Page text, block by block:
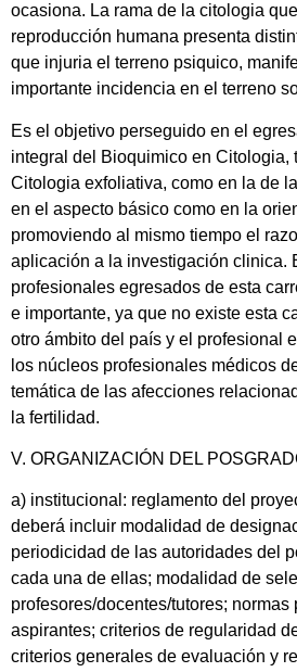
ocasiona. La rama de la citologia
reproducción humana presenta
que injuria el terreno psiquico,
importante incidencia en el terreno
Es el objetivo perseguido en el
integral del Bioquimico en Citologia,
Citologia exfoliativa, como en la de
en el aspecto básico como en la
promoviendo al mismo tiempo el
aplicación a la investigación clinica.
profesionales egresados de esta
e importante, ya que no existe esta
otro ámbito del país y el profesional
los núcleos profesionales médicos
temática de las afecciones
la fertilidad.
V. ORGANIZACIÓN DEL
a) institucional: reglamento del
deberá incluir modalidad de
periodicidad de las autoridades del
cada una de ellas; modalidad de
profesores/docentes/tutores;
aspirantes; criterios de regularidad
criterios generales de evaluación y